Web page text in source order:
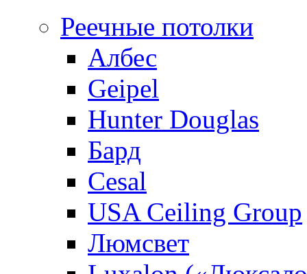
Реечные потолки
Албес
Geipel
Hunter Douglas
Бард
Cesal
USA Ceiling Group
Люмсвет